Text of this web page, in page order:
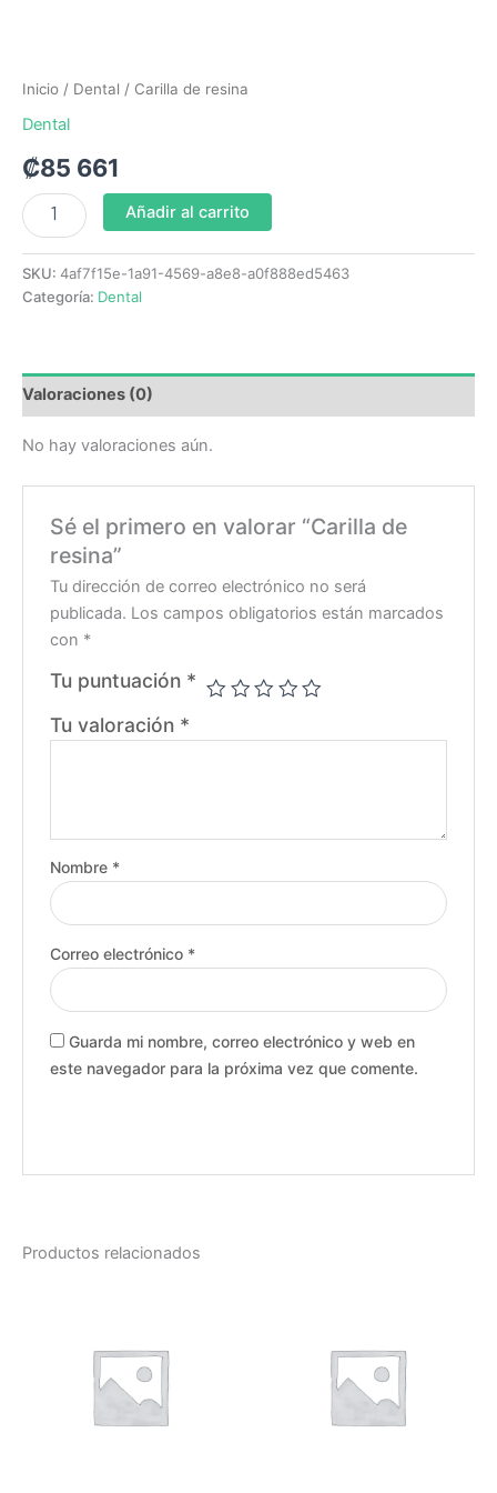
Inicio / Dental / Carilla de resina
Dental
₡85 661
Añadir al carrito
SKU: 4af7f15e-1a91-4569-a8e8-a0f888ed5463
Categoría: Dental
Valoraciones (0)
No hay valoraciones aún.
Sé el primero en valorar “Carilla de
resina”
Tu dirección de correo electrónico no será
publicada. Los campos obligatorios están marcados
con *
Tu puntuación *
Tu valoración *
Nombre *
Correo electrónico *
Guarda mi nombre, correo electrónico y web en
este navegador para la próxima vez que comente.
Productos relacionados